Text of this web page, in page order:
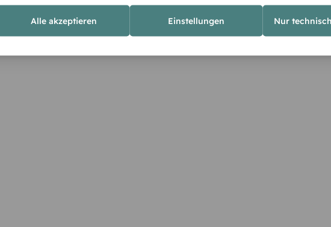
Alle akzeptieren Einstellungen Nur